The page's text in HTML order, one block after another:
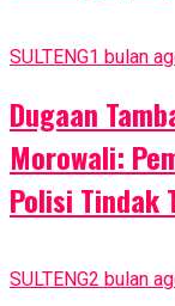
SULTENG1 bulan
Dugaan
Morowali:
Polisi Tindak
SULTENG2 bulan